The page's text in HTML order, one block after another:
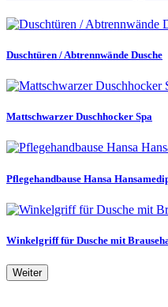
Duschtüren / Abtrennwände Dusche
Mattschwarzer Duschhocker Spa
Pflegehandbause Hansa
Winkelgriff für Dusche mit
Weiter